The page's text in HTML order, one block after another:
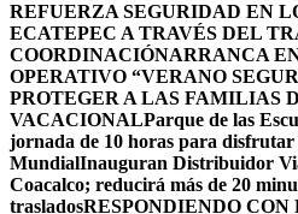
REFUERZA SEGURIDAD EN
ECATEPEC A TRAVÉS DEL
COORDINACIÓNARRANCA
OPERATIVO “VERANO
PROTEGER A LAS FAMILIAS
VACACIONALParque de las
jornada de 10 horas para disfrutar
MundialInauguran Distribuidor
Coacalco; reducirá más de 20
trasladosRESPONDIENDO CON